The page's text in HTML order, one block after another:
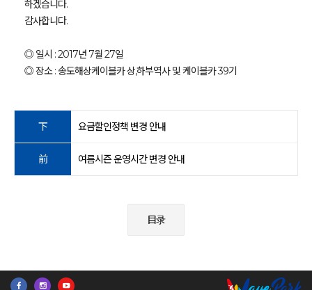
하겠습니다.
감사합니다.
◎ 일시 : 2017년 7월 27일
◎ 장소 : 송도해상케이블카 상,하부역사 및 케이블카 39기
下 요금할인정책 변경 안내
前 여름시즌 운영시간 변경 안내
目录